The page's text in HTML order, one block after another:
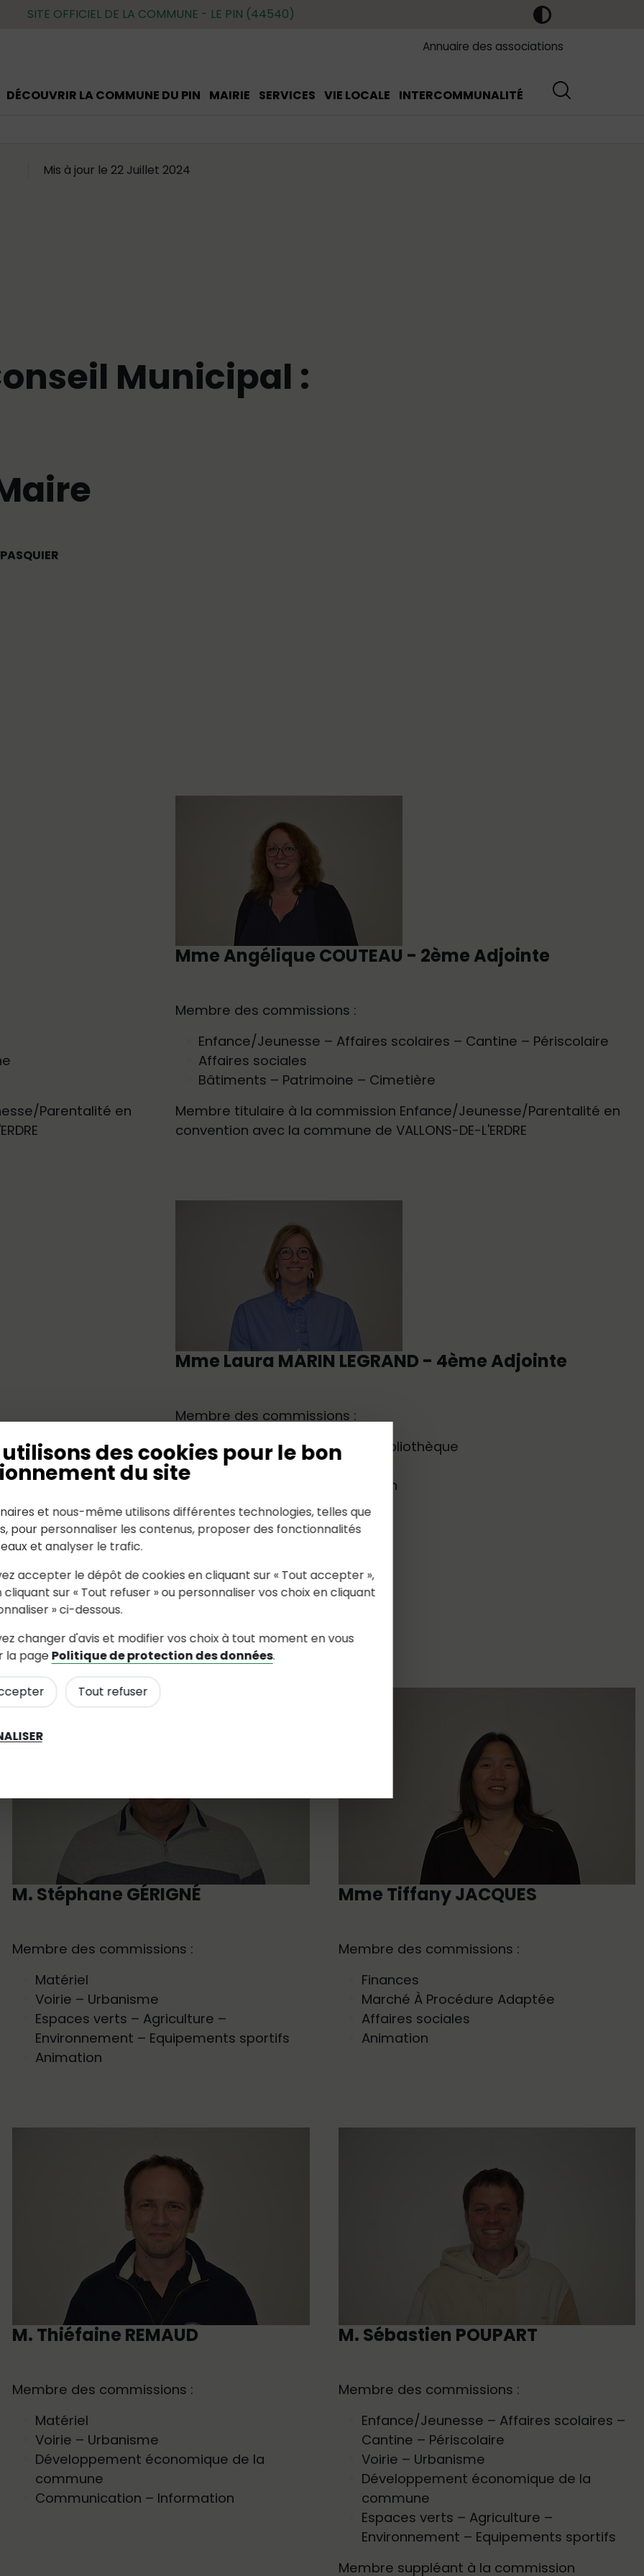
des cookies pour le bon
du site
et nous-même utilisons différentes technologies, telles que
pour personnaliser les contenus, proposer des fonctionnalités
et analyser le trafic.
accepter le dépôt de cookies en cliquant sur « Tout accepter »,
sur « Tout refuser » ou personnaliser vos choix en cliquant
» ci-dessous.
changer d'avis et modifier vos choix à tout moment en vous
la page Politique de protection des données.
Tout refuser
SITE OFFICIEL DE LA COMMUNE - LE PIN (44540)
Annuaire des associations
DÉCOUVRIR LA COMMUNE DU PIN MAIRIE SERVICES VIE LOCALE INTERCOMMUNALITÉ
Mis à jour le 22 Juillet 2024
Municipal :
Parentalité en
Mme Angélique COUTEAU - 2ème Adjointe
Membre des commissions :
Enfance/Jeunesse – Affaires scolaires – Cantine – Périscolaire
Affaires sociales
Bâtiments – Patrimoine – Cimetière
Membre titulaire à la commission Enfance/Jeunesse/Parentalité en
convention avec la commune de VALLONS-DE-L'ERDRE
– Equipements
Mme Laura MARIN LEGRAND - 4ème Adjointe
Membre des commissions :
Vie associative – Culture – Bibliothèque
Animation
Communication – Information
M. Stéphane GÉRIGNÉ
Membre des commissions :
Matériel
Voirie – Urbanisme
Espaces verts – Agriculture –
Environnement – Equipements sportifs
Animation
Mme Tiffany JACQUES
Membre des commissions :
Finances
Marché À Procédure Adaptée
Affaires sociales
Animation
M. Thiéfaine REMAUD
Membre des commissions :
Matériel
Voirie – Urbanisme
Développement économique de la
commune
Communication – Information
M. Sébastien POUPART
Membre des commissions :
Enfance/Jeunesse – Affaires scolaires –
Cantine – Périscolaire
Voirie – Urbanisme
Développement économique de la
commune
Espaces verts – Agriculture –
Environnement – Equipements sportifs
Membre suppléant à la commission